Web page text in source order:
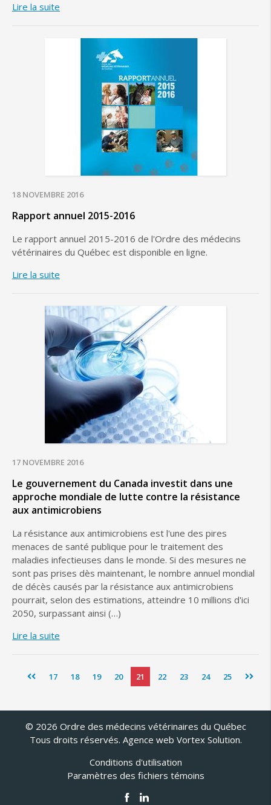
Lire la suite
18 NOVEMBRE 2016
Rapport annuel 2015-2016
Le rapport annuel 2015-2016 de l'Ordre des médecins
vétérinaires du Québec est disponible en ligne.
Lire la suite
17 NOVEMBRE 2016
Le gouvernement du Canada investit dans une
approche mondiale de lutte contre la résistance
aux antimicrobiens
La résistance aux antimicrobiens est l'une des pires
menaces de santé publique pour le traitement des
maladies infectieuses dans le monde. Si des mesures ne
sont pas prises dès maintenant, le nombre annuel mondial
de décès causés par la résistance aux antimicrobiens
pourrait, selon des estimations, atteindre 10 millions d'ici
2050, surpassant ainsi (…)
Lire la suite
17 18 19 20 21 22 23 24 25
© 2026 Ordre des médecins vétérinaires du Québec
Tous droits réservés. Agence web Vortex Solution.
Conditions d'utilisation
Paramètres des fichiers témoins